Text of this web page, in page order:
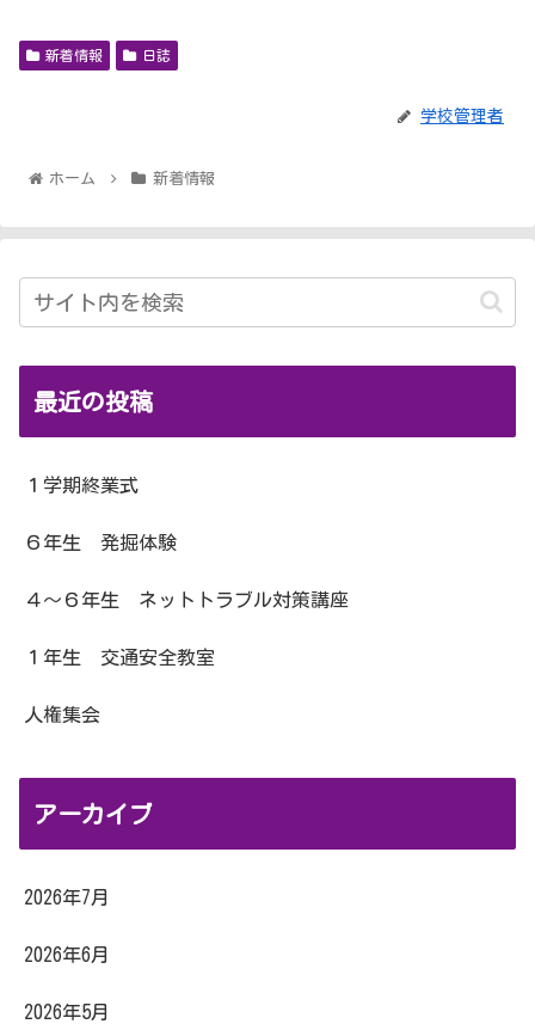
新着情報 日誌
学校管理者
ホーム 新着情報
最近の投稿
１学期終業式
６年生 発掘体験
４～６年生 ネットトラブル対策講座
１年生 交通安全教室
人権集会
アーカイブ
2026年7月
2026年6月
2026年5月